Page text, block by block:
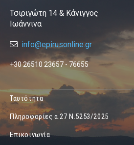
Τσιριγώτη 14 & Κάνιγγος
Ιωάννινα
info@epirusonline.gr
+30 26510 23657 - 76655
Ταυτότητα
Πληροφορίες α.27 Ν.5253/2025
Επικοινωνία